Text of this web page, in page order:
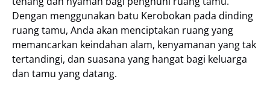
Dengan menggunakan batu Kerobokan pada dinding
ruang tamu, Anda akan menciptakan ruang yang
memancarkan keindahan alam, kenyamanan yang tak
tertandingi, dan suasana yang hangat bagi keluarga
dan tamu yang datang.